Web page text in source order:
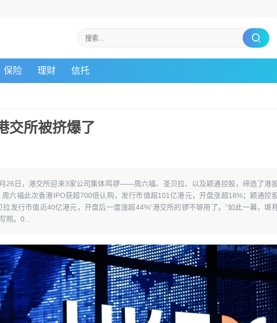
保险 理财 信托
交所被挤爆了
26日，港交所迎来3家公司集体鸣锣——周六福、圣贝拉、以及颖通控股，缔造了港
六福此次香港IPO获超700倍认购，发行市值超101亿港元，开盘涨超18%；颖通控
发行市值近40亿港元，开盘后一度涨超44%“港交所的锣不够用了。”如此一幕，堪
照。0...